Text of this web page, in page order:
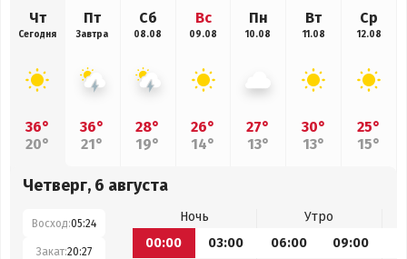
Чт
Сегодня
36°
20°
Пт
Завтра
36°
21°
Сб
08.08
28°
19°
Вс
09.08
26°
14°
Пн
10.08
27°
13°
Вт
11.08
30°
13°
Ср
12.08
25°
15°
Четверг, 6 августа
Восход:05:24
Закат:20:27
Ночь
Утро
00:00
03:00 06:00 09:00